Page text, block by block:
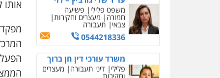
עו"ד קארין לגטיוי
פלילי פשיעה חמורה
מעצרים וחקירות
0507446995
משרד עורכי דין טאי
שרקי
אותו